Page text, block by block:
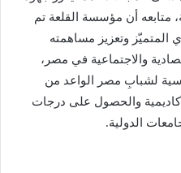
متابعه أن مؤسسة القلعة تم
المتميّز وتعزيز مساهمته
والاجتماعية في مصر،
لشبابِ مصر الواعد من
والحصول على درجات
الدولية.